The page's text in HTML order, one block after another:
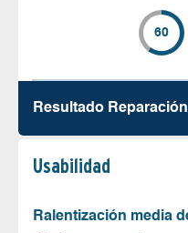
60
Resultado Reparación
Usabilidad
Ralentización media